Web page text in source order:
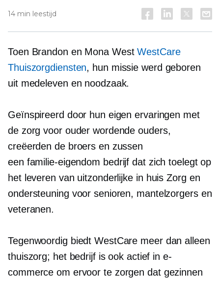
14 min leestijd
Toen Brandon en Mona WestWestCare
Thuiszorgdiensten, hun missie werd geboren
uit medeleven en noodzaak.
Geïnspireerd door hun eigen ervaringen met
de zorg voor ouder wordende ouders,
creëerden de broers en zussen
een familie-eigendom bedrijf dat zich toelegt op
het leveren van uitzonderlijke in huis Zorg en
ondersteuning voor senioren, mantelzorgers en
veteranen.
Tegenwoordig biedt WestCare meer dan alleen
thuiszorg; het bedrijf is ook actief in e-
commerce om ervoor te zorgen dat gezinnen